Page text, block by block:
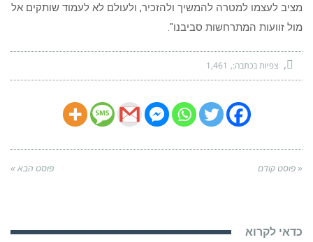
מציב לעצמו למטרה להמשיך ולהזכיר, ולעולם לא לעמוד שותקים אל
מול זוועות המתרחשות סביבנו".
צפיות בכתבה: 1,461
« פוסט קודם פוסט הבא »
כדאי לקרוא